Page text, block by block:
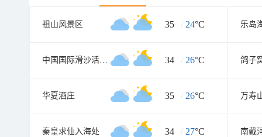
祖山风景区 35 / 24°C 乐岛
中国国际滑沙活动中心 34 / 26°C 鸽子
华夏酒庄 35 / 26°C 万寿
秦皇求仙入海处 34 / 27°C